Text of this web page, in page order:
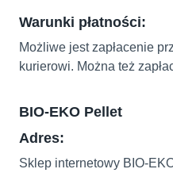
Warunki płatności:
Możliwe jest zapłacenie
kurierowi. Można też
BIO‑EKO Pellet
Adres:
Sklep internetowy